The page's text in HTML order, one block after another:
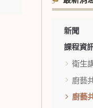
新聞
課程資
衛生
廚藝
廚藝